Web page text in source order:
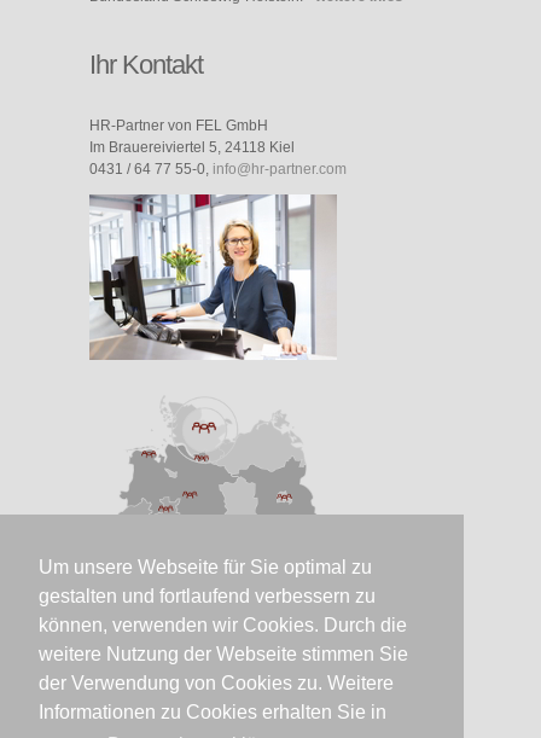
Um unsere Webseite für Sie optimal zu
gestalten und fortlaufend verbessern zu
können, verwenden wir Cookies. Durch die
weitere Nutzung der Webseite stimmen Sie
der Verwendung von Cookies zu. Weitere
Informationen zu Cookies erhalten Sie in
Ihr Kontakt
HR-Partner von FEL GmbH
Im Brauereiviertel 5, 24118 Kiel
0431 / 64 77 55-0, info@hr-partner.com